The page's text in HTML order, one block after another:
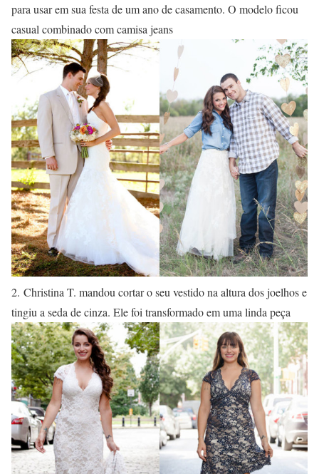
para usar em sua festa de um ano de casamento. O modelo ficou
casual combinado com camisa jeans
2. Christina T. mandou cortar o seu vestido na altura dos joelhos e
tingiu a seda de cinza. Ele foi transformado em uma linda peça